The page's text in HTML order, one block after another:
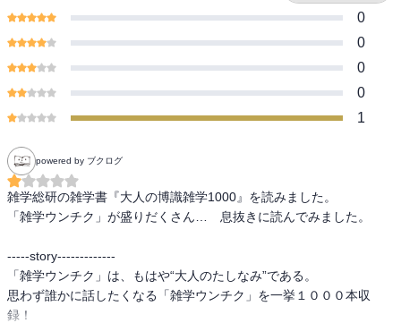
0
0
0
0
1
powered by ブクログ
雑学総研の雑学書『大人の博識雑学1000』を読みました。
「雑学ウンチク」が盛りだくさん…　息抜きに読んでみました。
-----story-------------
「雑学ウンチク」は、もはや“大人のたしなみ”である。
思わず誰かに話したくなる「雑学ウンチク」を一挙１０００本収
録！